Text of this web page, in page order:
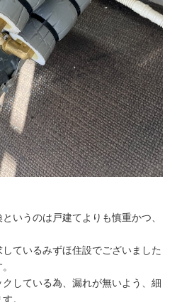
いうのは戸建てよりも慎重かつ、
ているみずほ住設でございました
している為、漏れが無いよう、細
。